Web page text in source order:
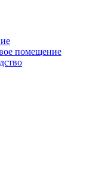
помещение